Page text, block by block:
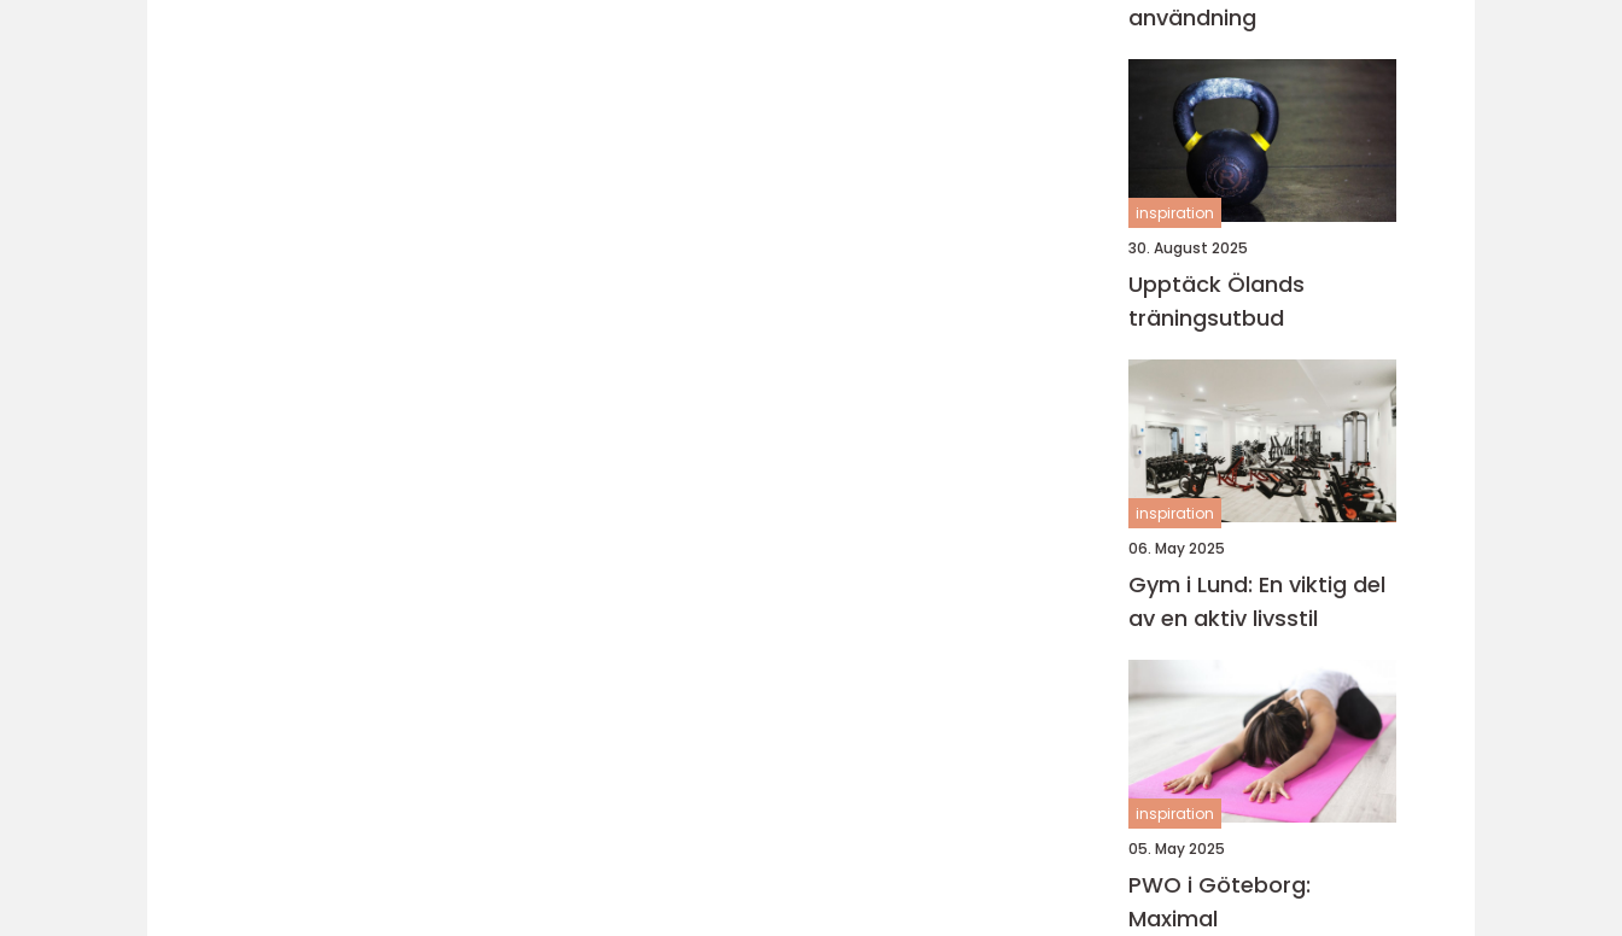
användning
inspiration
30. August 2025
Upptäck Ölands
träningsutbud
inspiration
06. May 2025
Gym i Lund: En viktig del
av en aktiv livsstil
inspiration
05. May 2025
PWO i Göteborg:
Maximal